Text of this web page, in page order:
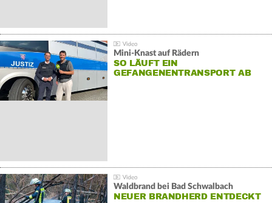
Mini-Knast auf Rädern
SO LÄUFT EIN
GEFANGENENTRANSPORT AB
Waldbrand bei Bad Schwalbach
NEUER BRANDHERD ENTDECKT